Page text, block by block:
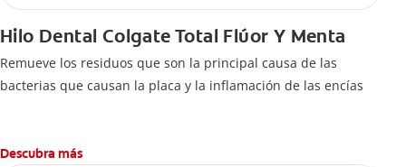
Hilo Dental Colgate Total Flúor Y Menta
Remueve los residuos que son la principal causa de las
bacterias que causan la placa y la inflamación de las encías
Descubra más